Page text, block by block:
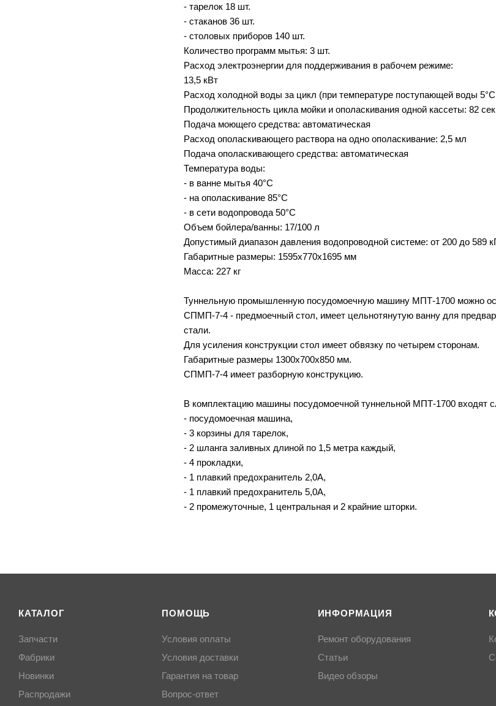
- тарелок 18 шт.
- стаканов 36 шт.
- столовых приборов 140 шт.
Количество программ мытья: 3 шт.
Расход электроэнергии для поддерживания в рабочем режиме:
13,5 кВт
Расход холодной воды за цикл (при температуре поступающей воды
Продолжительность цикла мойки и ополаскивания одной кассеты: 82
Подача моющего средства: автоматическая
Расход ополаскивающего раствора на одно ополаскивание: 2,5 мл
Подача ополаскивающего средства: автоматическая
Температура воды:
- в ванне мытья 40°С
- на ополаскивание 85°С
- в сети водопровода 50°С
Объем бойлера/ванны: 17/100 л
Допустимый диапазон давления водопроводной системе: от 200 до 589
Габаритные размеры: 1595х770х1695 мм
Масса: 227 кг
Туннельную промышленную посудомоечную машину МПТ-1700 можно
СПМП-7-4 - предмоечный стол, имеет цельнотянутую ванну для
стали.
Для усиления конструкции стол имеет обвязку по четырем сторонам.
Габаритные размеры 1300х700х850 мм.
СПМП-7-4 имеет разборную конструкцию.
В комплектацию машины посудомоечной туннельной МПТ-1700 входят
- посудомоечная машина,
- 3 корзины для тарелок,
- 2 шланга заливных длиной по 1,5 метра каждый,
- 4 прокладки,
- 1 плавкий предохранитель 2,0А,
- 1 плавкий предохранитель 5,0А,
- 2 промежуточные, 1 центральная и 2 крайние шторки.
КАТАЛОГ
Запчасти
Фабрики
Новинки
Распродажи
ПОМОЩЬ
Условия оплаты
Условия доставки
Гарантия на товар
Вопрос-ответ
ИНФОРМАЦИЯ
Ремонт оборудования
Статьи
Видео обзоры